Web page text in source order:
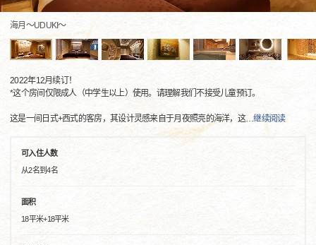
海月～UDUKI～
2022年12月续订！
*这个房间仅限成人（中学生以上）使用。请理解我们不接受儿童预订。
这是一间日式+西式的客房，其设计灵感来自于月夜照亮的海洋，这…继续阅读
可入住人数
从2名到4名
面积
18平米+18平米